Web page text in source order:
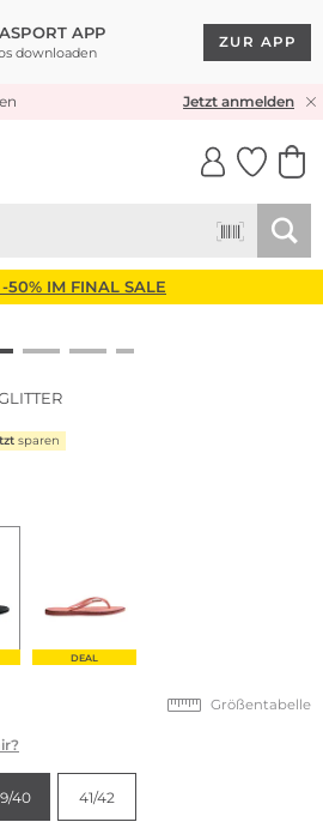
APP
downloaden
ZUR APP
VERSAND* & RÜCKVERSANDJetzt anmelden
50% IM FINAL SALE
sparen
DEAL
Größentabelle
40 41/42